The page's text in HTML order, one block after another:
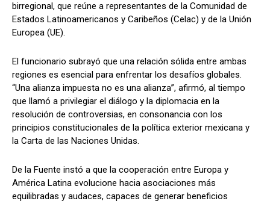
birregional, que reúne a representantes de la Comunidad de
Estados Latinoamericanos y Caribeños (Celac) y de la Unión
Europea (UE).
El funcionario subrayó que una relación sólida entre ambas
regiones es esencial para enfrentar los desafíos globales.
“Una alianza impuesta no es una alianza”, afirmó, al tiempo
que llamó a privilegiar el diálogo y la diplomacia en la
resolución de controversias, en consonancia con los
principios constitucionales de la política exterior mexicana y
la Carta de las Naciones Unidas.
De la Fuente instó a que la cooperación entre Europa y
América Latina evolucione hacia asociaciones más
equilibradas y audaces, capaces de generar beneficios